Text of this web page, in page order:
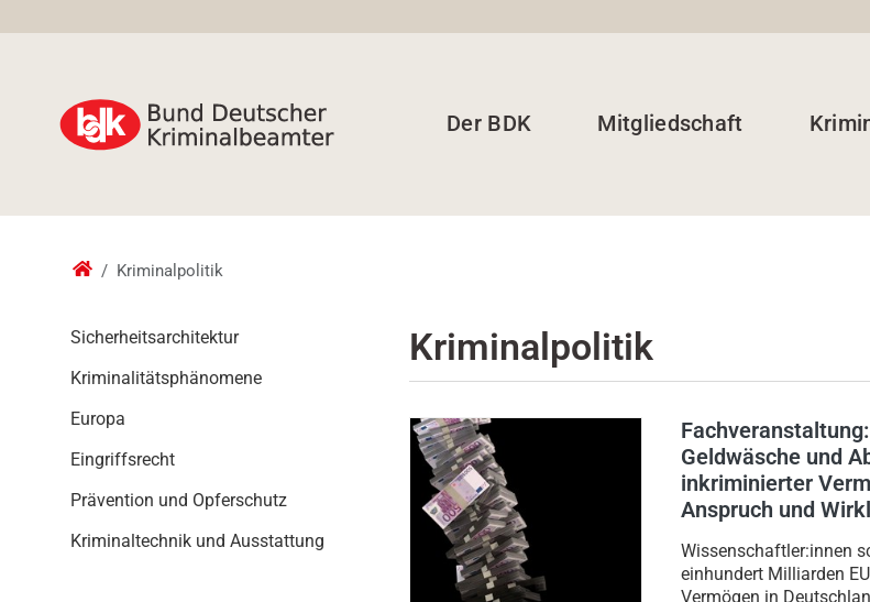
Der BDK Mitgliedschaft
Kriminalpolitik
Kriminalpolitik
Geldwäsche und
inkriminierter
Anspruch und
Wissenschaftler:innen
einhundert Milliarden
Vermögen in
Sicherheitsarchitektur
Kriminalitätsphänomene
Europa
Eingriffsrecht
Prävention und Opferschutz
Kriminaltechnik und Ausstattung